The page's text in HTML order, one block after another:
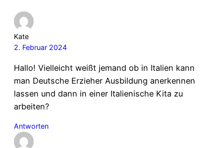
Kate
2. Februar 2024
Hallo! Vielleicht weißt jemand ob in Italien kann
man Deutsche Erzieher Ausbildung anerkennen
lassen und dann in einer Italienische Kita zu
arbeiten?
Antworten